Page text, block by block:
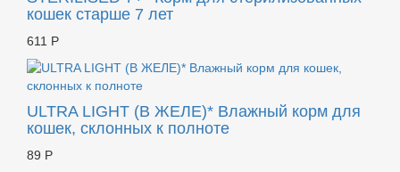
кошек старше 7 лет
611 Р
ULTRA LIGHT (В ЖЕЛЕ)* Влажный корм для
кошек, склонных к полноте
89 Р